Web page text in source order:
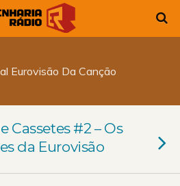
Eurovisão Da Canção
Cassetes #2 – Os
da Eurovisão